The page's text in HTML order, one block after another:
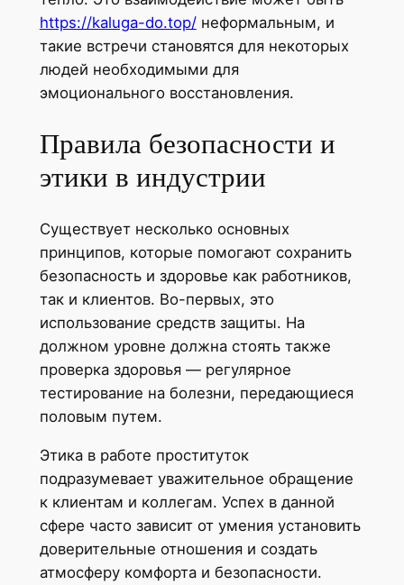
https://kaluga-do.top/неформальным, и
такие встречи становятся для некоторых
людей необходимыми для
эмоционального восстановления.
Правила безопасности и
этики в индустрии
Существует несколько основных
принципов, которые помогают сохранить
безопасность и здоровье как работников,
так и клиентов. Во-первых, это
использование средств защиты. На
должном уровне должна стоять также
проверка здоровья — регулярное
тестирование на болезни, передающиеся
половым путем.
Этика в работе проституток
подразумевает уважительное обращение
к клиентам и коллегам. Успех в данной
сфере часто зависит от умения установить
доверительные отношения и создать
атмосферу комфорта и безопасности.